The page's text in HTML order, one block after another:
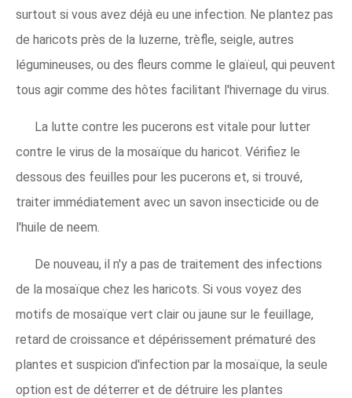
surtout si vous avez déjà eu une infection. Ne plantez pas
de haricots près de la luzerne, trèfle, seigle, autres
légumineuses, ou des fleurs comme le glaïeul, qui peuvent
tous agir comme des hôtes facilitant l'hivernage du virus.
La lutte contre les pucerons est vitale pour lutter
contre le virus de la mosaïque du haricot. Vérifiez le
dessous des feuilles pour les pucerons et, si trouvé,
traiter immédiatement avec un savon insecticide ou de
l'huile de neem.
De nouveau, il n'y a pas de traitement des infections
de la mosaïque chez les haricots. Si vous voyez des
motifs de mosaïque vert clair ou jaune sur le feuillage,
retard de croissance et dépérissement prématuré des
plantes et suspicion d'infection par la mosaïque, la seule
option est de déterrer et de détruire les plantes